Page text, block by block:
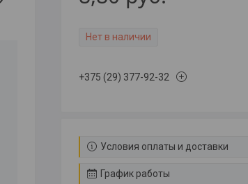
Нет в наличии
+375 (29) 377-92-32
Условия оплаты и доставки
График работы